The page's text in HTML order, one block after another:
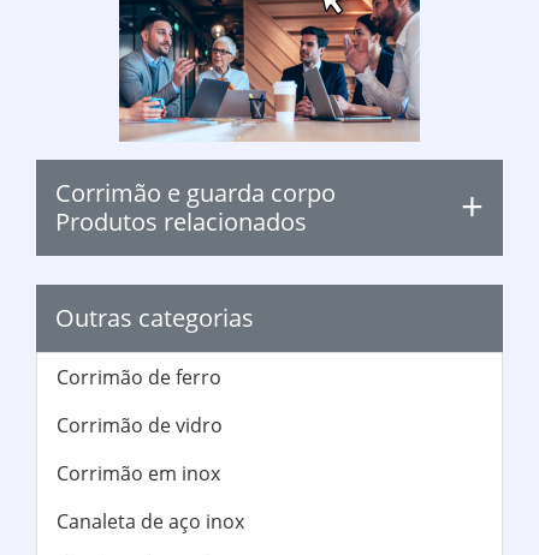
Corrimão e guarda corpo
Produtos relacionados
Outras categorias
Corrimão de ferro
Corrimão de vidro
Corrimão em inox
Canaleta de aço inox